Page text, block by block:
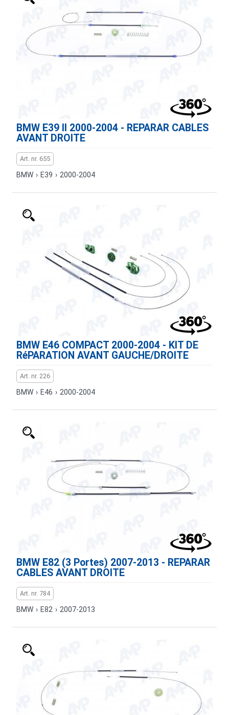
BMW E39 II 2000-2004 - REPARAR CABLES
AVANT DROITE
Art. nr. 655
BMW › E39 › 2000-2004
BMW E46 COMPACT 2000-2004 - KIT DE
RéPARATION AVANT GAUCHE/DROITE
Art. nr. 226
BMW › E46 › 2000-2004
BMW E82 (3 Portes) 2007-2013 - REPARAR
CABLES AVANT DROITE
Art. nr. 784
BMW › E82 › 2007-2013